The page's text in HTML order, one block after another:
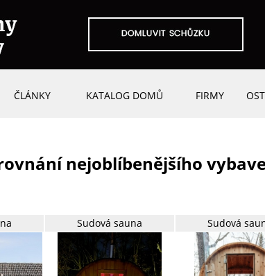
ČLÁNKY KATALOG DOMŮ FIRMY
nejoblíbenějšího
Sudová sauna Sudová